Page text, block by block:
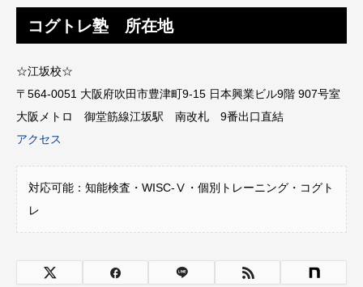
コグトレ塾 所在地
☆江坂校☆
〒564-0051 大阪府吹田市豊津町9-15 日本興業ビル9階 907号室
大阪メトロ 御堂筋線江坂駅 南改札 9番出口直結
アクセス
対応可能：知能検査・WISC-Ⅴ・個別トレーニング・コグト
レ